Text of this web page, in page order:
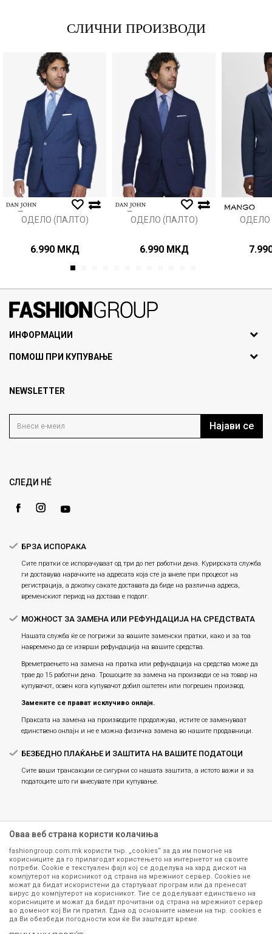
СЛИЧНИ ПРОИЗВОДИ
ОДЕЛО (ПАЛТО)
6.990 МКД
ОДЕЛО (ПАЛТО)
6.990 МКД
ОДЕЛО
1
ИНФОРМАЦИИ
За нас
Продавници
Блог
Gift Card
ПОМОШ ПРИ КУПУВАЊЕ
Политика на приватност
Како да купите
Замена и рефундација на производи
NEWSLETTER
Најави се
СЛЕДИ НÉ
БРЗА ИСПОРАКА
Сите пратки се испорачуваат од три до пет работни дена. Курирската служба
ги доставува нарачките на адресата која сте ја внеле при процесот на
регистрација, а доколку сакате доставата да биде на различна адреса,
временскиот период на достава е подолг.
МОЖНОСТ ЗА ЗАМЕНА ИЛИ РЕФУНДАЦИЈА НА СРЕДСТВАТА
Нашата служба ќе се погрижи за вашите заменски пратки, како и за тоа
навремено да се изврши рефундација на вашите средства.
Времетраењето на замена на пратка или рефундацијa на средства може да
трае до 15 работни дена. Трошоците за замена на производи се на товар на
купувачот, освен кога купувачот добил оштетен или погрешен производ.
Замените се прават исклучиво онлајн.
Праксата на замена на производите продолжува, истите се заменуваат
единствено онлајн и не е можна физичка замена во нашите продавници.
БЕЗБЕДНО ПЛАЌАЊЕ И ЗАШТИТА НА ВАШИТЕ ПОДАТОЦИ
Сите ваши трансакции се сигурни со нашата заштита, а истото важи и за
податоците што ги внесувате при купување.
Сите информации околу производите кои се изложени на нашата
онлајн продавница се стремиме да бидат конкретни, точни и прецизни,
меѓутоа не можеме да гарантираме дека се без ниту една грешка или
пак дека сите производи во моментот се достапни на залиха.
Оваа веб страна користи колачиња
fashiongroup.com.mk користи тнр. „cookies“ за да им помогне на
корисниците да го прилагодат користењето на интернетот на своите
потреби. Cookie е текстуален фајл кој се доделува на хард дискот на
компјутерот на корисникот од страна на мрежниот сервер. Cookies не
можат да бидат искористени да стартуваат програм или да пренесат
вирус до компјутерот на корисникот. Тие се доделуваат единствено на
корисниците и можат да бидат прочитани од страна на мрежниот сервер
во доменот кој Ви ги пратил. Една од основните намени на тнр. сookies е
да Ви обезбеди погодности кои ќе Ви заштедат време.